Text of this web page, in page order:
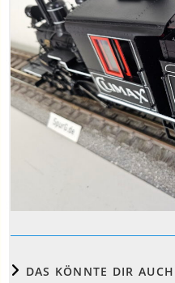
DAS KÖNNTE DIR